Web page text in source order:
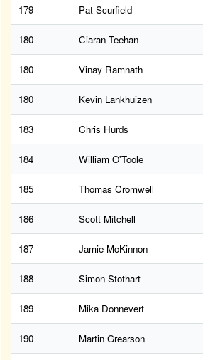
179 Pat Scurfield
180 Ciaran Teehan
180 Vinay Ramnath
180 Kevin Lankhuizen
183 Chris Hurds
184 William O'Toole
185 Thomas Cromwell
186 Scott Mitchell
187 Jamie McKinnon
188 Simon Stothart
189 Mika Donnevert
190 Martin Grearson